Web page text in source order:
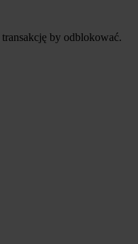
by odblokować.